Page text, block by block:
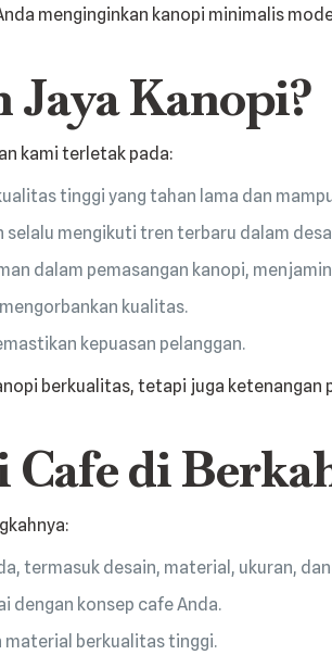
menginginkan kanopi minimalis
Kanopi?
kami terletak pada:
tinggi yang tahan lama dan
selalu mengikuti tren terbaru dalam
dalam pemasangan kanopi,
kualitas.
kepuasan pelanggan.
berkualitas, tetapi juga
di
termasuk desain, material, ukuran,
dengan konsep cafe Anda.
material berkualitas tinggi.